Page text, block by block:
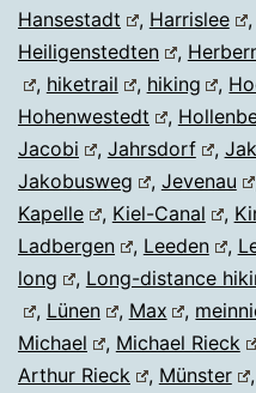
Hansestadt
, Harrislee ,
Heiligenstedten
,
, hiketrail , hiking ,
Hohenwestedt
,
Jacobi
, Jahrsdorf ,
Jakobusweg
, Jevenau
Kapelle
, Kiel-Canal ,
Ladbergen
, Leeden ,
long
, Long-distance
, Lünen , Max ,
Michael
, Michael Rieck
Arthur Rieck
, Münster ,